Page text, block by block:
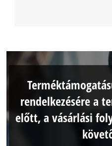
rendelkezésére a
előtt, a vásárlási